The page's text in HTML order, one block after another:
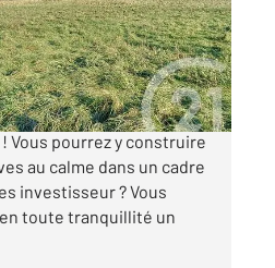
€
profiter de ce superbe
! Vous pourrez y construire
au calme dans un cadre
investisseur ? Vous
toute tranquillité un